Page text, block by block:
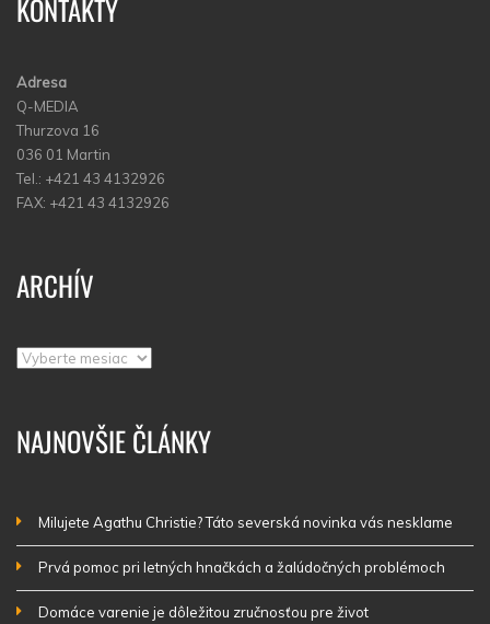
KONTAKTY
Adresa
Q-MEDIA
Thurzova 16
036 01 Martin
Tel.: +421 43 4132926
FAX: +421 43 4132926
ARCHÍV
Archív
NAJNOVŠIE ČLÁNKY
Milujete Agathu Christie? Táto severská novinka vás nesklame
Prvá pomoc pri letných hnačkách a žalúdočných problémoch
Domáce varenie je dôležitou zručnosťou pre život